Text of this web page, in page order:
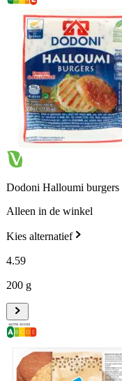
Dodoni Halloumi burgers
Alleen in de winkel
Kies alternatief
4.59
200 g